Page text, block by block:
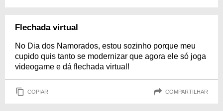
Flechada virtual
No Dia dos Namorados, estou sozinho porque meu
cupido quis tanto se modernizar que agora ele só joga
videogame e dá flechada virtual!
COPIAR COMPARTILHAR